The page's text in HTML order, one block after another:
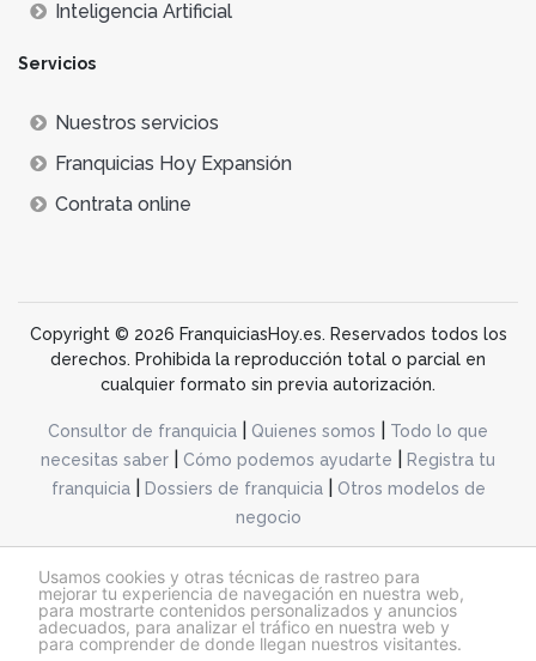
Usamos cookies y otras técnicas de rastreo para
mejorar tu experiencia de navegación en nuestra web,
para mostrarte contenidos personalizados y anuncios
adecuados, para analizar el tráfico en nuestra web y
para comprender de donde llegan nuestros visitantes.
Inteligencia Artificial
Servicios
Nuestros servicios
Franquicias Hoy Expansión
Contrata online
Copyright © 2026 FranquiciasHoy.es. Reservados todos los
derechos. Prohibida la reproducción total o parcial en
cualquier formato sin previa autorización.
Consultor de franquicia Quienes somos
Todo lo que
necesitas saber
Cómo podemos ayudarte
Registra tu
franquicia| Dossiers de franquicia|
Otros modelos de
negocio
@franquiciashoy.es |Aviso legal| Política de cookies|Política de privacidad